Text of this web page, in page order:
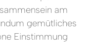
am
gemütliches
Einstimmung